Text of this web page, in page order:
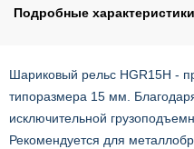
Подробные характеристики
Шариковый рельс HGR15H -
типоразмера 15 мм.
исключительной
Рекомендуется для